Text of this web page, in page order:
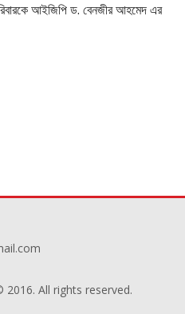
আইজিপি ড. বেনজীর আহমেদ এর
All rights reserved.